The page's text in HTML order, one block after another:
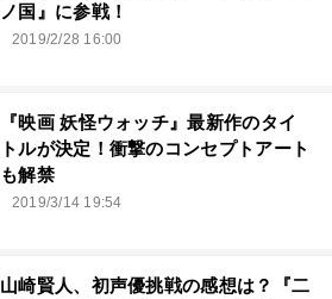
ノ国』に参戦！
2019/2/28 16:00
『映画 妖怪ウォッチ』最新作のタイ
トルが決定！衝撃のコンセプトアート
も解禁
2019/3/14 19:54
山崎賢人、初声優挑戦の感想は？『二